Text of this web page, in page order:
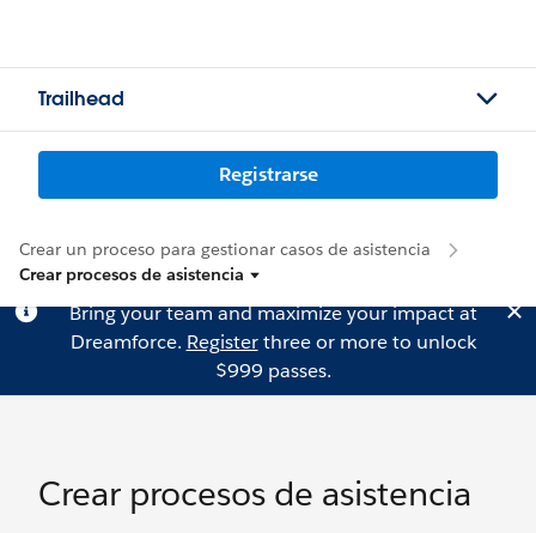
Trailhead
Registrarse
Crear un proceso para gestionar casos de asistencia
Crear procesos de asistencia
Bring your team and maximize your impact at
Dreamforce. Registerthree or more to unlock
$999 passes.
Crear procesos de asistencia